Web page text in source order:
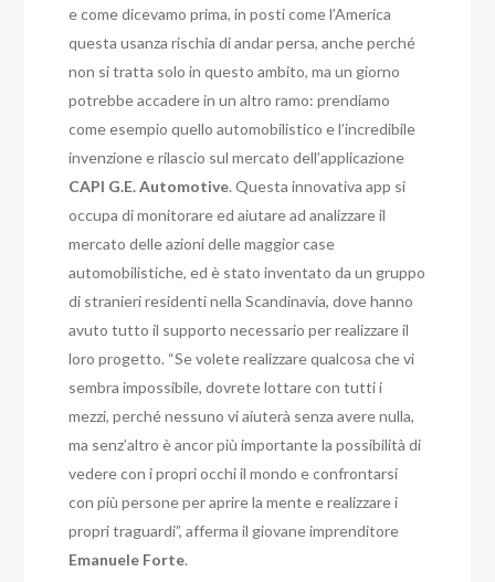
e come dicevamo prima, in posti come l’America
questa usanza rischia di andar persa, anche perché
non si tratta solo in questo ambito, ma un giorno
potrebbe accadere in un altro ramo: prendiamo
come esempio quello automobilistico e l’incredibile
invenzione e rilascio sul mercato dell’applicazione
CAPI G.E. Automotive. Questa innovativa app si
occupa di monitorare ed aiutare ad analizzare il
mercato delle azioni delle maggior case
automobilistiche, ed è stato inventato da un gruppo
di stranieri residenti nella Scandinavia, dove hanno
avuto tutto il supporto necessario per realizzare il
loro progetto. “Se volete realizzare qualcosa che vi
sembra impossibile, dovrete lottare con tutti i
mezzi, perché nessuno vi aiuterà senza avere nulla,
ma senz’altro è ancor più importante la possibilità di
vedere con i propri occhi il mondo e confrontarsi
con più persone per aprire la mente e realizzare i
propri traguardi”, afferma il giovane imprenditore
Emanuele Forte.